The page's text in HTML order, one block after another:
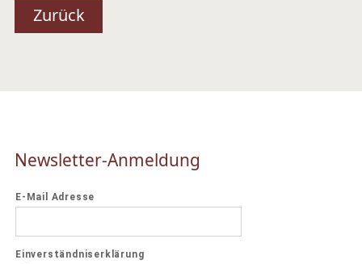
Zurück
Newsletter-Anmeldung